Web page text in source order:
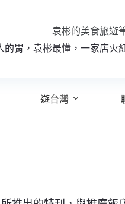
袁彬的美食旅遊
的胃，袁彬最懂，一家店火
遊台灣